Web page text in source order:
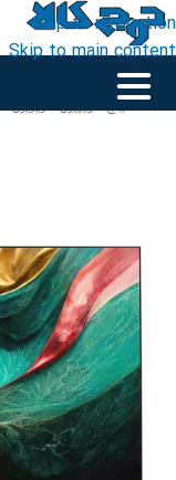
Skip to navigation
Skip to main content
خانه‹55 اینچ /تلویزیون/تلویزیون 4K